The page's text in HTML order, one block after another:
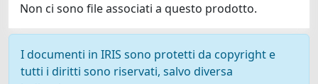
Non ci sono file associati a questo prodotto.
I documenti in IRIS sono protetti da copyright e
tutti i diritti sono riservati, salvo diversa